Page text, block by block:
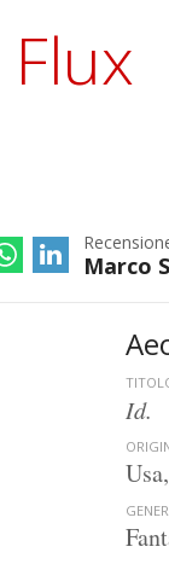
WORLDS
Marco
Id.